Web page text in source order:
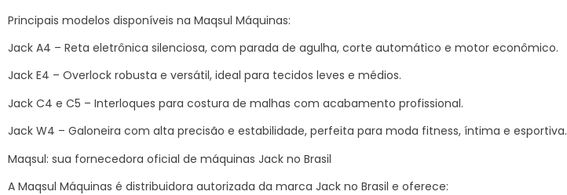
Principais modelos disponíveis na Maqsul Máquinas:
Jack A4 – Reta eletrônica silenciosa, com parada de agulha, corte automático e motor econômico.
Jack E4 – Overlock robusta e versátil, ideal para tecidos leves e médios.
Jack C4 e C5 – Interloques para costura de malhas com acabamento profissional.
Jack W4 – Galoneira com alta precisão e estabilidade, perfeita para moda fitness, íntima e esportiva.
Maqsul: sua fornecedora oficial de máquinas Jack no Brasil
A Maqsul Máquinas é distribuidora autorizada da marca Jack no Brasil e oferece: